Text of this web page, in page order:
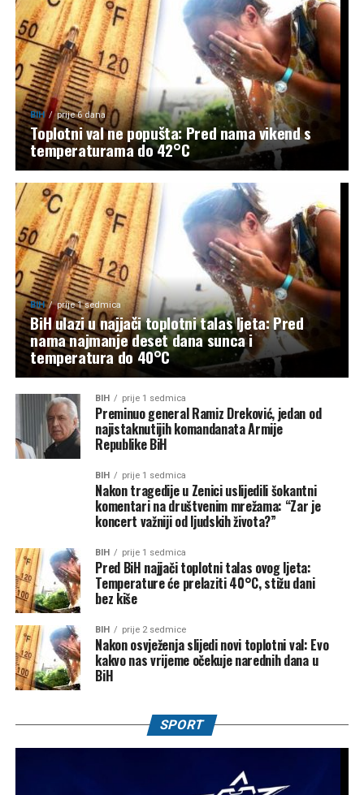
BIH prije 6 dana
Toplotni val ne popušta: Pred nama vikend s
temperaturama do 42°C
BIH prije 1 sedmica
BiH ulazi u najjači toplotni talas ljeta: Pred
nama najmanje deset dana sunca i
temperatura do 40°C
BIH prije 1 sedmica
Preminuo general Ramiz Dreković, jedan od
najistaknutijih komandanata Armije
Republike BiH
BIH prije 1 sedmica
Nakon tragedije u Zenici uslijedili šokantni
komentari na društvenim mrežama: “Zar je
koncert važniji od ljudskih života?”
BIH prije 1 sedmica
Pred BiH najjači toplotni talas ovog ljeta:
Temperature će prelaziti 40°C, stižu dani
bez kiše
BIH prije 2 sedmice
Nakon osvježenja slijedi novi toplotni val: Evo
kakvo nas vrijeme očekuje narednih dana u
BiH
SPORT